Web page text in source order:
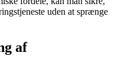
uden at sprænge
af